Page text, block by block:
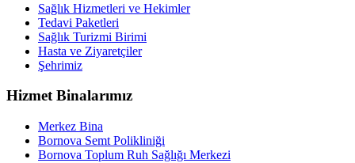
Sağlık Hizmetleri ve Hekimler
Tedavi Paketleri
Sağlık Turizmi Birimi
Hasta ve Ziyaretçiler
Şehrimiz
Hizmet Binalarımız
Merkez Bina
Bornova Semt Polikliniği
Bornova Toplum Ruh Sağlığı Merkezi